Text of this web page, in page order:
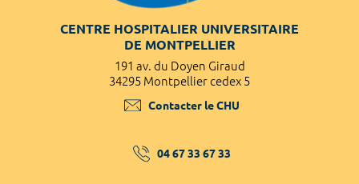
CENTRE HOSPITALIER UNIVERSITAIRE
DE MONTPELLIER
191 av. du Doyen Giraud
34295 Montpellier cedex 5
Contacter le CHU
04 67 33 67 33